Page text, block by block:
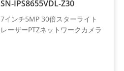
SN-IPS8655VDL-Z30
7インチ5MP 30倍スターライト
レーザーPTZネットワークカメラ